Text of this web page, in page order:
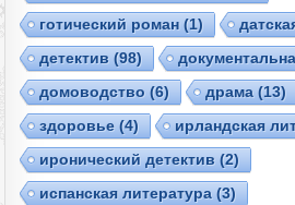
готический роман (1)
детектив (98)
домоводство (6) драма (13)
здоровье (4) ирландская
иронический детектив (2)
испанская литература (3)